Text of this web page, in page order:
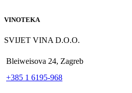
VINOTEKA
SVIJET VINA D.O.O.
Bleiweisova 24, Zagreb
+385 1 6195-968